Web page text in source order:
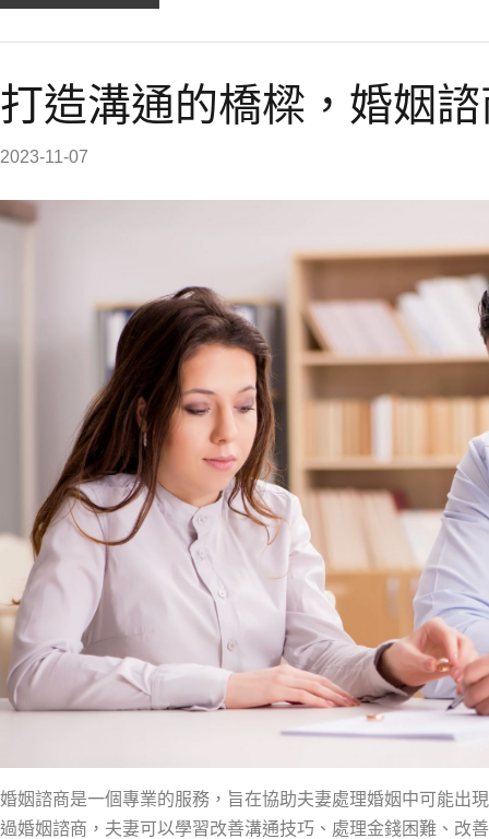
打造溝通的橋樑，婚姻
2023-11-07
婚姻諮商是一個專業的服務，旨在協助夫妻處理婚姻中可能出
過婚姻諮商，夫妻可以學習改善溝通技巧、處理金錢困難、改